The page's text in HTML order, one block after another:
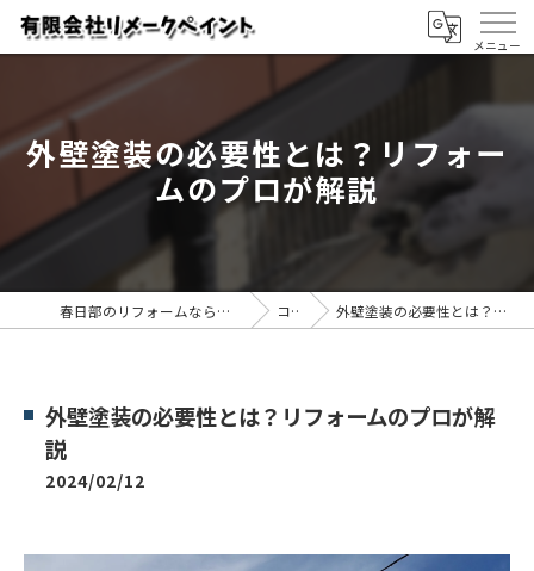
外壁塗装の必要性とは？リフォー
ムのプロが解説
春日部のリフォームなら有限会社リメークペイント コラム 外壁塗装の必要性とは？リフォームのプロが解説
外壁塗装の必要性とは？リフォームのプロが解
説
2024/02/12